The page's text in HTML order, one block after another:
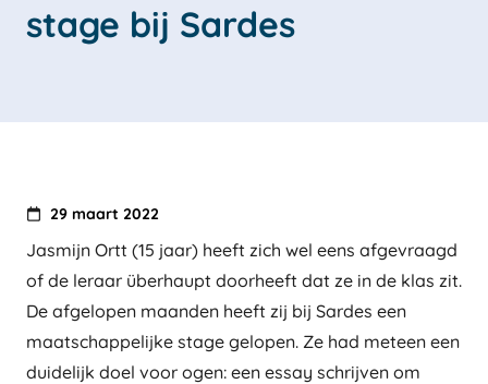
stage bij Sardes
29 maart 2022
Jasmijn Ortt (15 jaar) heeft zich wel eens afgevraagd
of de leraar überhaupt doorheeft dat ze in de klas zit.
De afgelopen maanden heeft zij bij Sardes een
maatschappelijke stage gelopen. Ze had meteen een
duidelijk doel voor ogen: een essay schrijven om